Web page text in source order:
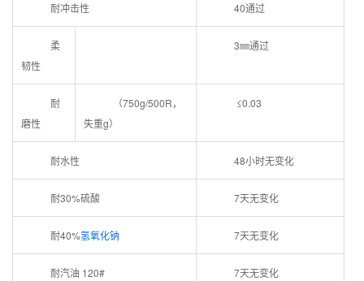
耐冲击性 40通过
柔
韧性
3㎜通过
耐
磨性
（750g/500R，
失重g）
≤0.03
耐水性 48小时无变化
耐30%硫酸 7天无变化
耐40%氢氧化钠 7天无变化
耐汽油 120# 7天无变化